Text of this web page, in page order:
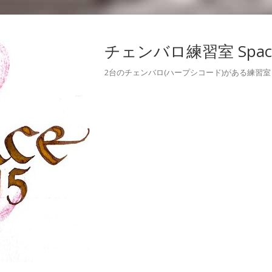
チェンバロ練習室
2台のチェンバロ(ハープシコード)がある練習室